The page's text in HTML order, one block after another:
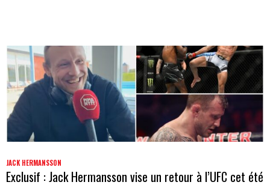
JACK HERMANSSON
Exclusif : Jack Hermansson vise un retour à l’UFC cet été